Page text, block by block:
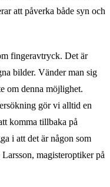
att påverka både syn och
fingeravtryck. Det är
bilder. Vänder man sig
om denna möjlighet.
gör vi alltid en
komma tillbaka på
i att det är någon som
magisteroptiker på